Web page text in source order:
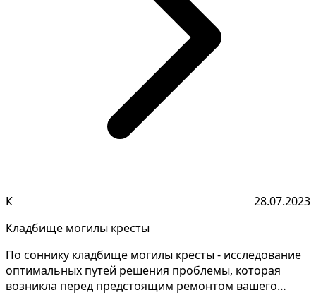
К
28.07.2023
Кладбище могилы кресты
По соннику кладбище могилы кресты - исследование
оптимальных путей решения проблемы, которая
возникла перед предстоящим ремонтом вашего